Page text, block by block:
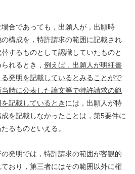
合であっても，出願人が，出願時
構成を，特許請求の範囲に記載され
するものとして認識していたものと
れるとき， 例えば，出願人が明細書
発明を記載しているとみることがで
時に公表した論文等で特許請求の範
記載しているとき には，出願人が特
を記載しなかったことは，第5要件に
るものといえる。
発明では，特許請求の範囲が客観的
おり，第三者にはその範囲以外に権